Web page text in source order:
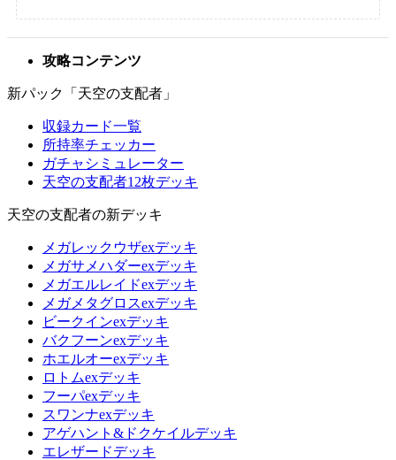
攻略コンテンツ
新パック「天空の支配者」
収録カード一覧
所持率チェッカー
ガチャシミュレーター
天空の支配者12枚デッキ
天空の支配者の新デッキ
メガレックウザexデッキ
メガサメハダーexデッキ
メガエルレイドexデッキ
メガメタグロスexデッキ
ビークインexデッキ
バクフーンexデッキ
ホエルオーexデッキ
ロトムexデッキ
フーパexデッキ
スワンナexデッキ
アゲハント&ドクケイルデッキ
エレザードデッキ